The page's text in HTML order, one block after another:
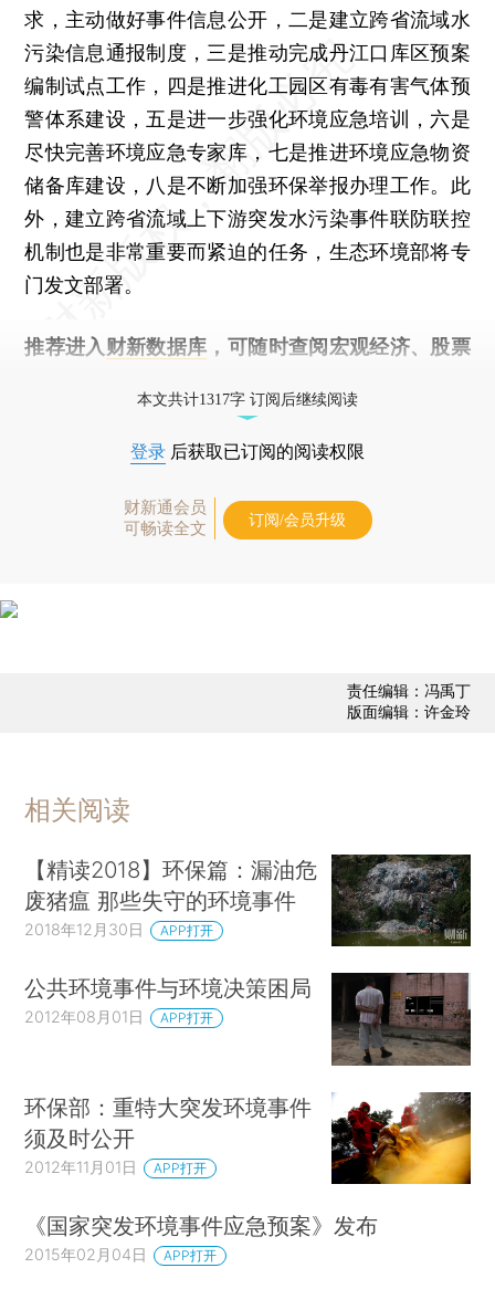
求，主动做好事件信息公开，二是建立跨省流域水
污染信息通报制度，三是推动完成丹江口库区预案
编制试点工作，四是推进化工园区有毒有害气体预
警体系建设，五是进一步强化环境应急培训，六是
尽快完善环境应急专家库，七是推进环境应急物资
储备库建设，八是不断加强环保举报办理工作。此
外，建立跨省流域上下游突发水污染事件联防联控
机制也是非常重要而紧迫的任务，生态环境部将专
门发文部署。
推荐进入 财新数据库 ，可随时查阅宏观经济、股票
本文共计1317字 订阅后继续阅读
登录 后获取已订阅的阅读权限
财新通会员
可畅读全文
订阅/会员升级
责任编辑：冯禹丁
版面编辑：许金玲
相关阅读
【精读2018】环保篇：漏油危
废猪瘟 那些失守的环境事件
2018年12月30日 APP打开
公共环境事件与环境决策困局
2012年08月01日 APP打开
环保部：重特大突发环境事件
须及时公开
2012年11月01日 APP打开
《国家突发环境事件应急预案》发布
2015年02月04日 APP打开